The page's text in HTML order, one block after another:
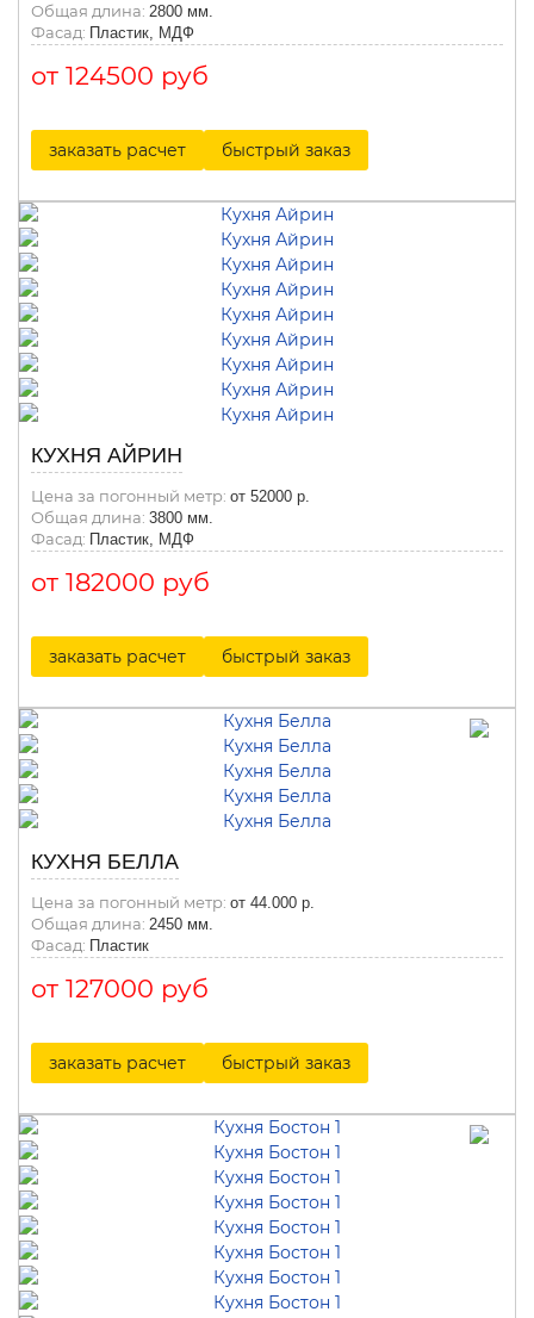
Общая длина: 2800 мм.
Фасад: Пластик, МДФ
от 124500 руб
заказать расчет быстрый заказ
КУХНЯ АЙРИН
Цена за погонный метр: от 52000 р.
Общая длина: 3800 мм.
Фасад: Пластик, МДФ
от 182000 руб
заказать расчет быстрый заказ
КУХНЯ БЕЛЛА
Цена за погонный метр: от 44.000 р.
Общая длина: 2450 мм.
Фасад: Пластик
от 127000 руб
заказать расчет быстрый заказ